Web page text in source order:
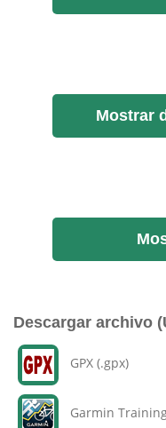
Mostrar
Descargar archivo
GPX (.gpx)
Garmin